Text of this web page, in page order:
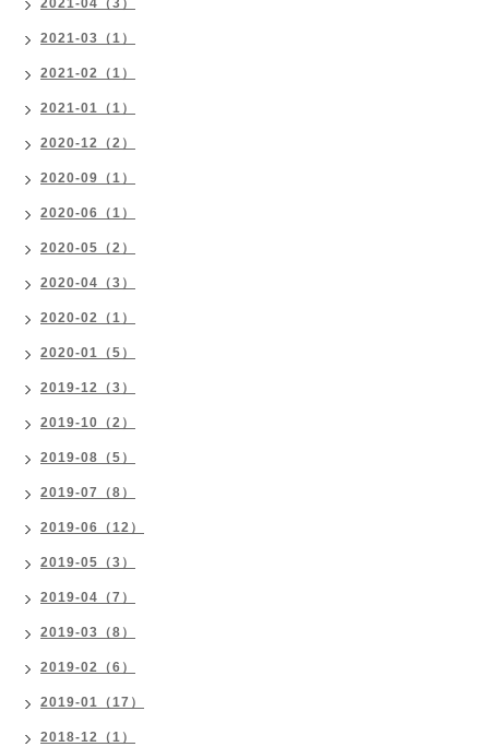
2021-04（3）
2021-03（1）
2021-02（1）
2021-01（1）
2020-12（2）
2020-09（1）
2020-06（1）
2020-05（2）
2020-04（3）
2020-02（1）
2020-01（5）
2019-12（3）
2019-10（2）
2019-08（5）
2019-07（8）
2019-06（12）
2019-05（3）
2019-04（7）
2019-03（8）
2019-02（6）
2019-01（17）
2018-12（1）